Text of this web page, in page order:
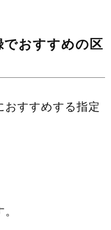
おすすめの区
すすめする指定